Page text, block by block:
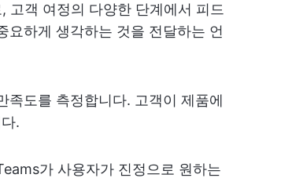
객 여정의 다양한 단계에서 피드
요하게 생각하는 것을 전달하는 언
족도를 측정합니다. 고객이 제품에
.
가 사용자가 진정으로 원하는